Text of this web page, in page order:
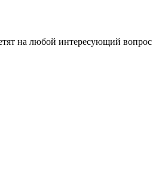
на любой интересующий вопрос